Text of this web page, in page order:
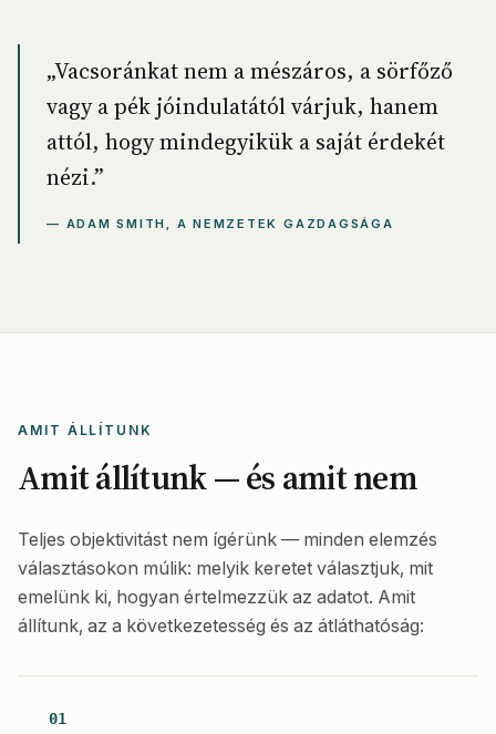
„Vacsoránkat nem a mészáros, a sörfőző
vagy a pék jóindulatától várjuk, hanem
attól, hogy mindegyikük a saját érdekét
nézi.”
— ADAM SMITH, A NEMZETEK GAZDAGSÁGA
AMIT ÁLLÍTUNK
Amit állítunk — és amit nem
Teljes objektivitást nem ígérünk — minden elemzés
választásokon múlik: melyik keretet választjuk, mit
emelünk ki, hogyan értelmezzük az adatot. Amit
állítunk, az a következetesség és az átláthatóság:
01